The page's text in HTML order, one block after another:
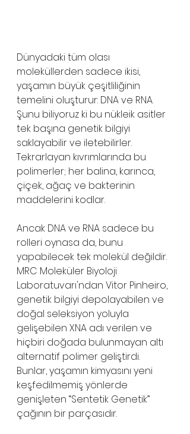
Dünyadaki tüm olası
moleküllerden sadece ikisi,
yaşamın büyük çeşitliliğinin
temelini oluşturur: DNA ve RNA.
Şunu biliyoruz ki bu nükleik asitler
tek başına genetik bilgiyi
saklayabilir ve iletebilirler.
Tekrarlayan kıvrımlarında bu
polimerler; her balina, karınca,
çiçek, ağaç ve bakterinin
maddelerini kodlar.
Ancak DNA ve RNA sadece bu
rolleri oynasa da, bunu
yapabilecek tek molekül değildir.
MRC Moleküler Biyoloji
Laboratuvarı'ndan Vitor Pinheiro,
genetik bilgiyi depolayabilen ve
doğal seleksiyon yoluyla
gelişebilen XNA adı verilen ve
hiçbiri doğada bulunmayan altı
alternatif polimer geliştirdi.
Bunlar, yaşamın kimyasını yeni
keşfedilmemiş yönlerde
genişleten “Sentetik Genetik”
çağının bir parçasıdır.